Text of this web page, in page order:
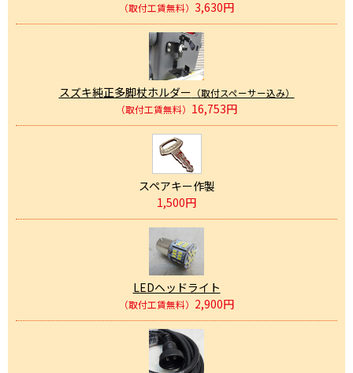
（取付工賃無料） 3,630円
スズキ純正多脚杖ホルダー （取付スペーサー込み）
（取付工賃無料） 16,753円
スペアキー作製
1,500円
LEDヘッドライト
（取付工賃無料） 2,900円